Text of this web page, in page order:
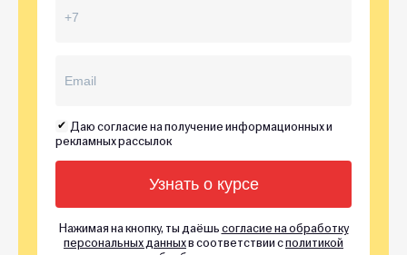
Даю согласие на получение информационных и
рекламных рассылок
Нажимая на кнопку, ты даёшьсогласие на обработку
персональных данныхв соответствии сполитикой